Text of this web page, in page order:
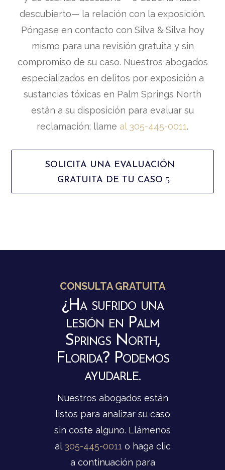
descubierto— la relación con la exposición.
Póngase en contacto con Silva & Silva hoy
mismo para una revisión gratuita y sin
compromiso de su caso. Nuestros abogados
especializados en delitos por exposición a
sustancias tóxicas en Palm Springs North
están a su disposición para evaluar su
reclamación; llame al 305-445-0011.
SOLICITA UNA EVALUACIÓN
GRATUITA DE TU CASO
CONSULTA GRATUITA
¿Ha sufrido una
lesión en Palm
Springs North,
Florida? Podemos
ayudarle.
Nuestros abogados están
listos para analizar su caso
sin coste alguno. Llámenos
al 305-445-0011 o haga clic
a continuación para